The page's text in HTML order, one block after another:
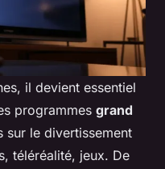
il devient essentiel
programmes grand
sur le divertissement
téléréalité, jeux. De